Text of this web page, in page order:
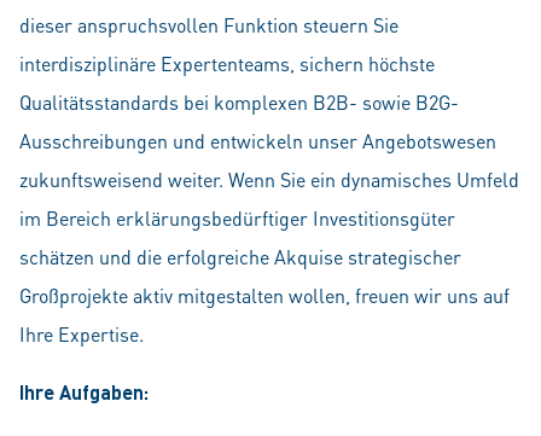
dieser anspruchsvollen Funktion steuern Sie
interdisziplinäre Expertenteams, sichern höchste
Qualitätsstandards bei komplexen B2B- sowie B2G-
Ausschreibungen und entwickeln unser Angebotswesen
zukunftsweisend weiter. Wenn Sie ein dynamisches Umfeld
im Bereich erklärungsbedürftiger Investitionsgüter
schätzen und die erfolgreiche Akquise strategischer
Großprojekte aktiv mitgestalten wollen, freuen wir uns auf
Ihre Expertise.
Ihre Aufgaben: